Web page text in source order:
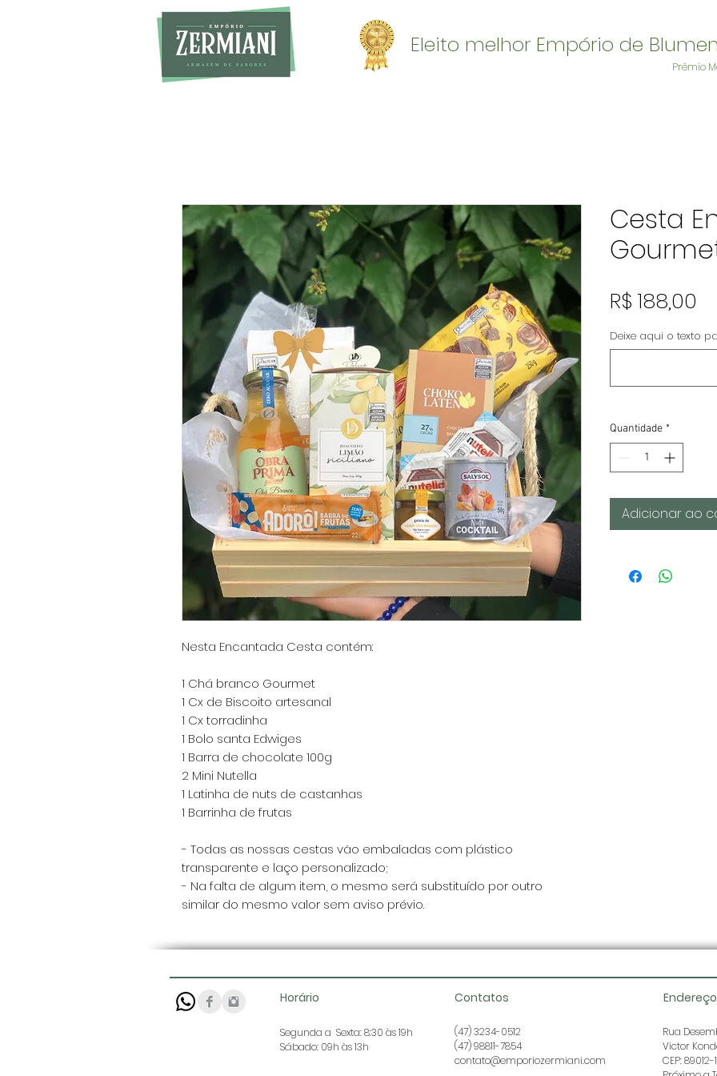
Eleito melhor Empório de
Prêmio
Nesta Encantada Cesta contém:
1 Chá branco Gourmet
1 Cx de Biscoito artesanal
1 Cx torradinha
1 Bolo santa Edwiges
1 Barra de chocolate 100g
2 Mini Nutella
1 Latinha de nuts de castanhas
1 Barrinha de frutas
- Todas as nossas cestas vão embaladas com plástico
transparente e laço personalizado;
- Na falta de algum item, o mesmo será substituído por outro
similar do mesmo valor sem aviso prévio.
Cesta
R$ 188,00
Deixe aqui o texto
Quantidade *
Adicionar ao
Horário Contatos
Segunda a Sexta: 8:30 às 19h
Sábado: 09h às 13h
(47) 3234-0512
(47) 98811-7854
contato@emporiozermiani.com
Endereço
Rua
Victor
CEP: 89012-